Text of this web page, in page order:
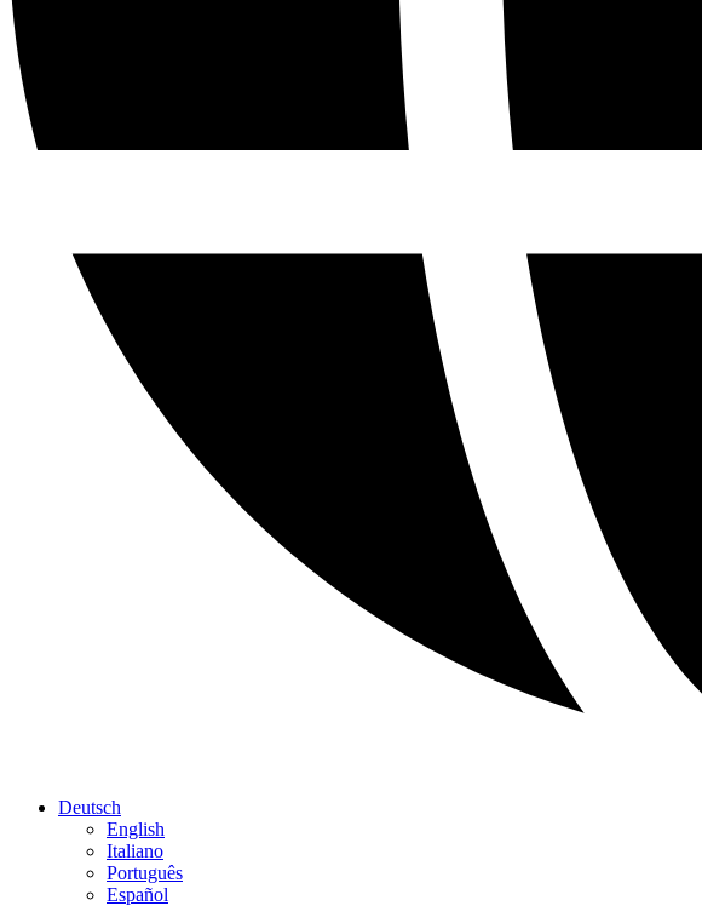
Deutsch
English
Italiano
Português
Español